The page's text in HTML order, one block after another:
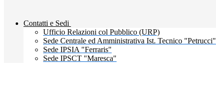
Contatti e Sedi
Ufficio Relazioni col Pubblico (URP)
Sede Centrale ed Amministrativa Ist. Tecnico "Petrucci"
Sede IPSIA "Ferraris"
Sede IPSCT "Maresca"